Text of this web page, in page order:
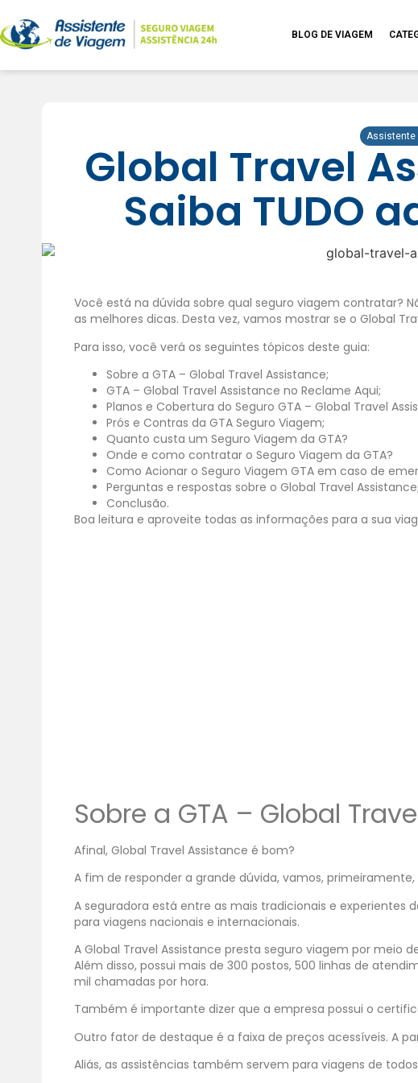
BLOG DE VIAGEM
Assistente
Global Travel
Saiba TUDO
Você está na dúvida sobre qual seguro viagem contratar?
as melhores dicas. Desta vez, vamos mostrar se o Global
Para isso, você verá os seguintes tópicos deste guia:
Sobre a GTA – Global Travel Assistance;
GTA – Global Travel Assistance no Reclame Aqui;
Planos e Cobertura do Seguro GTA – Global Travel
Prós e Contras da GTA Seguro Viagem;
Quanto custa um Seguro Viagem da GTA?
Onde e como contratar o Seguro Viagem da GTA?
Como Acionar o Seguro Viagem GTA em caso de
Perguntas e respostas sobre o Global Travel Assistance;
Conclusão.
Boa leitura e aproveite todas as informações para a sua
Sobre a GTA – Global
Afinal, Global Travel Assistance é bom?
A fim de responder a grande dúvida, vamos,
A seguradora está entre as mais tradicionais e experientes
para viagens nacionais e internacionais.
A Global Travel Assistance presta seguro viagem por meio
Além disso, possui mais de 300 postos, 500 linhas de
mil chamadas por hora.
Também é importante dizer que a empresa possui o
Outro fator de destaque é a faixa de preços acessíveis. A
Aliás, as assistências também servem para viagens de